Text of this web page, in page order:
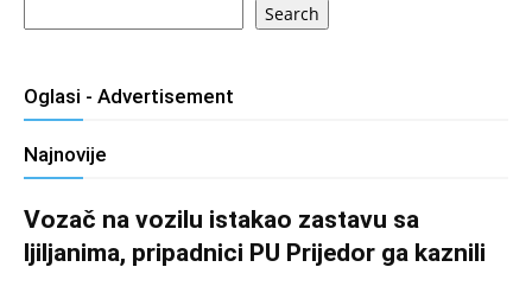
Search
Oglasi - Advertisement
Najnovije
Vozač na vozilu istakao zastavu sa
ljiljanima, pripadnici PU Prijedor ga kaznili
Salim D. - August 7, 2026